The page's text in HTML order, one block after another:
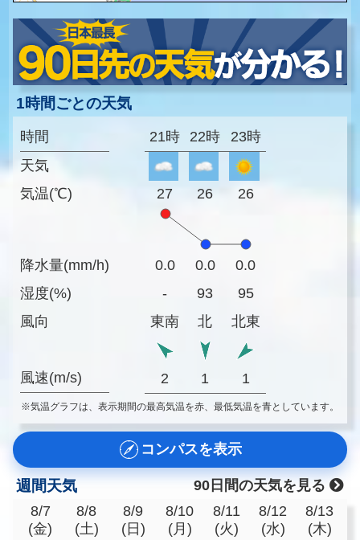
1時間ごとの天気
時間
天気
気温(℃)
降水量(mm/h)
湿度(%)
風向
風速(m/s)
21時 22時 23時
27 26 26
0.0 0.0
0.0
-
93
95
東南
北 北東
2 1 1
※気温グラフは、表示期間の最高気温を赤、最低気温を青としています。
コンパスを表示
週間天気
90日間の天気を見る
8/7
(金)
8/8
(土)
8/9
(日)
8/10
(月)
8/11
(火)
8/12
(水)
8/13
(木)